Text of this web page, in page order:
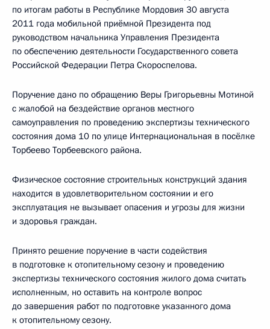
по итогам работы в Республике Мордовия 30 августа
2011 года мобильной приёмной Президента под
руководством начальника Управления Президента
по обеспечению деятельности Государственного совета
Российской Федерации Петра Скороспелова.
Поручение дано по обращению Веры Григорьевны Мотиной
с жалобой на бездействие органов местного
самоуправления по проведению экспертизы технического
состояния дома 10 по улице Интернациональная в посёлке
Торбеево Торбеевского района.
Физическое состояние строительных конструкций здания
находится в удовлетворительном состоянии и его
эксплуатация не вызывает опасения и угрозы для жизни
и здоровья граждан.
Принято решение поручение в части содействия
в подготовке к отопительному сезону и проведению
экспертизы технического состояния жилого дома считать
исполненным, но оставить на контроле вопрос
до завершения работ по подготовке указанного дома
к отопительному сезону.